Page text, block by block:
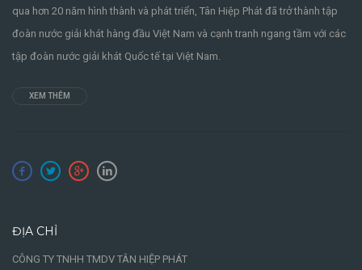
qua hơn 20 năm hình thành và phát triển, Tân Hiệp Phát đã trở thành tập
đoàn nước giải khát hàng đầu Việt Nam và cạnh tranh ngang tầm với các
tập đoàn nước giải khát Quốc tế tại Việt Nam.
XEM THÊM
ĐỊA CHỈ
CÔNG TY TNHH TMDV TÂN HIỆP PHÁT